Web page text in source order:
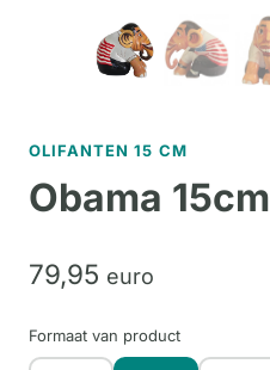
OLIFANTEN 15 CM
Obama 15cm
79,95 euro
Formaat van product